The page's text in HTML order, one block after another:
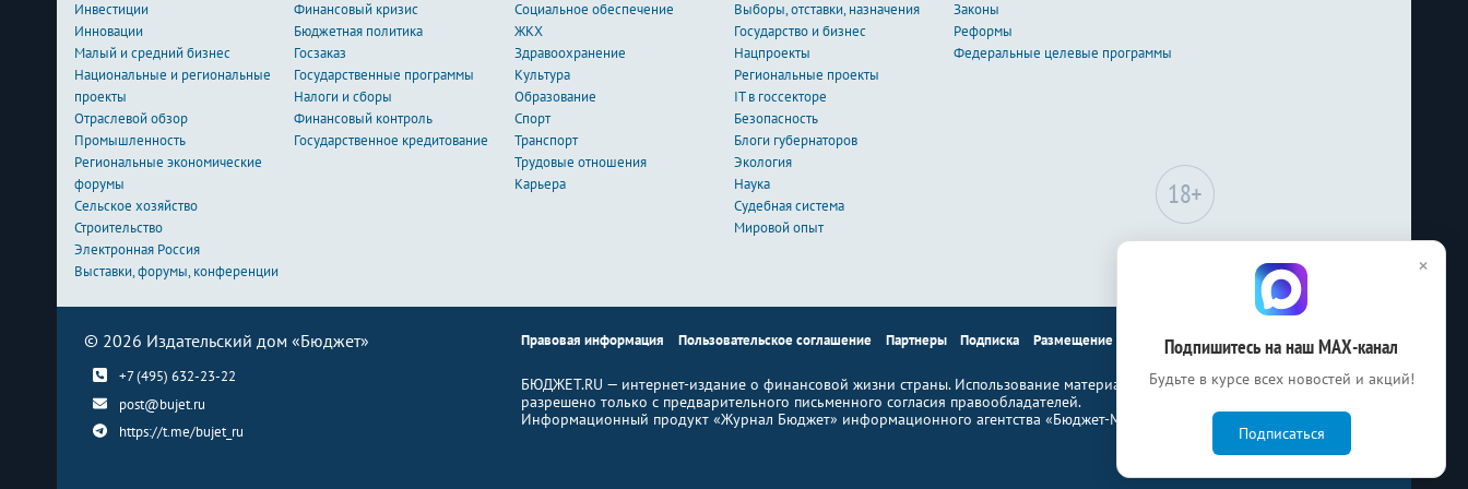
Сайт может содержать
предназначенные для лиц
Инвестиции
Инновации
Малый и средний бизнес
Национальные и региональные
проекты
Отраслевой обзор
Промышленность
Региональные экономические
форумы
Сельское хозяйство
Строительство
Электронная Россия
Выставки, форумы, конференции
Финансовый кризис
Бюджетная политика
Госзаказ
Государственные программы
Налоги и сборы
Финансовый контроль
Государственное кредитование
Социальное обеспечение
ЖКХ
Здравоохранение
Культура
Образование
Спорт
Транспорт
Трудовые отношения
Карьера
Выборы, отставки, назначения
Государство и бизнес
Нацпроекты
Региональные проекты
IT в госсекторе
Безопасность
Блоги губернаторов
Экология
Наука
Судебная система
Мировой опыт
Законы
Реформы
Федеральные целевые программы
© 2026 Издательский дом «Бюджет»
+7 (495) 632-23-22
post@bujet.ru
https://t.me/bujet_ru
Правовая информация Пользовательское соглашение Партнеры Подписка Размещение рекламы Контакты
БЮДЖЕТ.RU — интернет-издание о финансовой жизни страны. Использование материалов Бюджет.ru
разрешено только с предварительного письменного согласия правообладателей.
Информационный продукт «Журнал Бюджет» информационного агентства «Бюджет-Медиа»
×
Подпишитесь на наш МАХ-канал
Будьте в курсе всех новостей и акций!
Подписаться